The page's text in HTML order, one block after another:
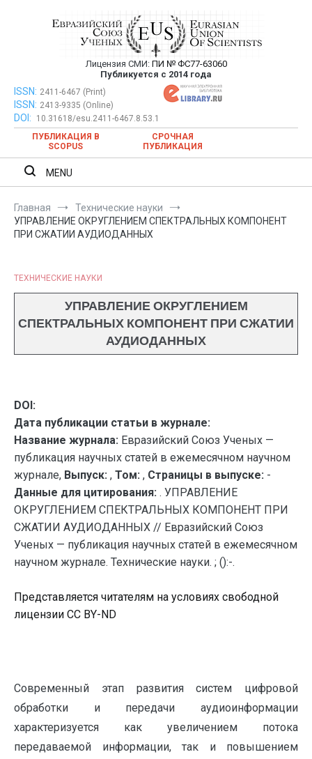
Евразийский Союз Ученых —
публикация научных статей в
ежемесячном научном журнале
Лицензия СМИ: ПИ № ФС77-63060
Публикуется с 2014 года
Евразийский Союз Ученых — публикация научных статей в
ежемесячном научном журнале
ISSN: 2411-6467 (Print)
ISSN: 2413-9335 (Online)
DOI:
10.31618/esu.2411-6467.8.53.1
ПУБЛИКАЦИЯ В
SCOPUS
СРОЧНАЯ
ПУБЛИКАЦИЯ
MENU
Главная
Технические науки
УПРАВЛЕНИЕ ОКРУГЛЕНИЕМ СПЕКТРАЛЬНЫХ КОМПОНЕНТ
ПРИ СЖАТИИ АУДИОДАННЫХ
ТЕХНИЧЕСКИЕ НАУКИ
УПРАВЛЕНИЕ ОКРУГЛЕНИЕМ
СПЕКТРАЛЬНЫХ КОМПОНЕНТ ПРИ СЖАТИИ
АУДИОДАННЫХ
DOI:
Дата публикации статьи в журнале:
Название журнала: Евразийский Союз Ученых —
публикация научных статей в ежемесячном научном
журнале, Выпуск: , Том: , Страницы в выпуске: -
Данные для цитирования: . УПРАВЛЕНИЕ
ОКРУГЛЕНИЕМ СПЕКТРАЛЬНЫХ КОМПОНЕНТ ПРИ
СЖАТИИ АУДИОДАННЫХ // Евразийский Союз
Ученых — публикация научных статей в ежемесячном
научном журнале. Технические науки. ; ():-.
Представляется читателям на условиях свободной
лицензии CC BY-ND
Современный этап развития систем цифровой
обработки и передачи аудиоинформации
характеризуется как увеличением потока
передаваемой информации, так и повышением